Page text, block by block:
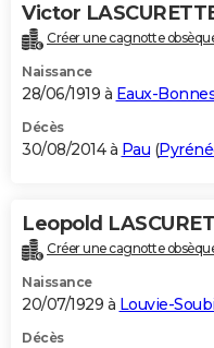
Victor
Créer une cagnotte
Naissance
28/06/1919 à Eaux-
Décès
30/08/2014 à Pau (
Leopold
Créer une cagnotte
Naissance
20/07/1929 à Louvie-
Décès